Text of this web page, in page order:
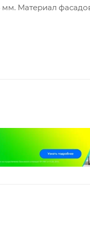
Материал